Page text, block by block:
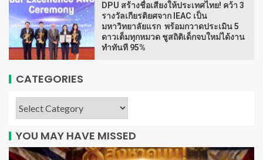
DPU สร้างชื่อเสียงให้ประเทศไทย! คว้า 3
รางวัลเกียรติยศจาก IEAC เป็น
มหาวิทยาลัยแรก พร้อมกวาดประเมิน 5
ดาวเต็มทุกหมวด ชูสถิติเด็กจบใหม่ได้งาน
ทำทันที 95%
CATEGORIES
YOU MAY HAVE MISSED